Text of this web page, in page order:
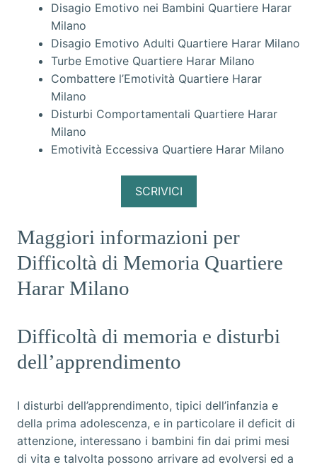
Disagio Emotivo nei Bambini Quartiere Harar
Milano
Disagio Emotivo Adulti Quartiere Harar Milano
Turbe Emotive Quartiere Harar Milano
Combattere l’Emotività Quartiere Harar
Milano
Disturbi Comportamentali Quartiere Harar
Milano
Emotività Eccessiva Quartiere Harar Milano
SCRIVICI
Maggiori informazioni per
Difficoltà di Memoria Quartiere
Harar Milano
Difficoltà di memoria e disturbi
dell’apprendimento
I disturbi dell’apprendimento, tipici dell’infanzia e
della prima adolescenza, e in particolare il deficit di
attenzione, interessano i bambini fin dai primi mesi
di vita e talvolta possono arrivare ad evolversi ed a